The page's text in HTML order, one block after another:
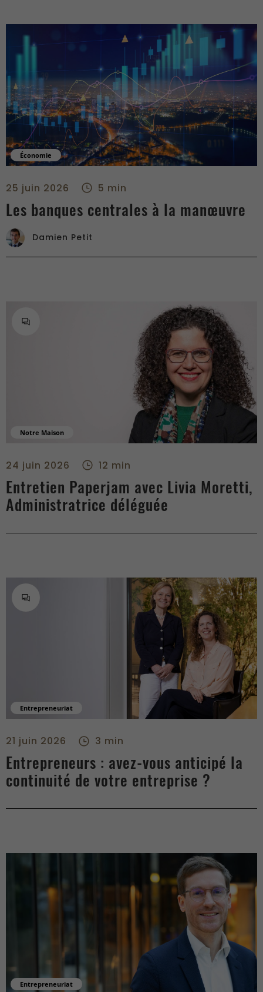
Économie
25 juin 2026 5 min
Les banques centrales à la manœuvre
Damien Petit
Notre Maison
24 juin 2026 12 min
Entretien Paperjam avec Livia Moretti,
Administratrice déléguée
Entrepreneuriat
21 juin 2026 3 min
Entrepreneurs : avez-vous anticipé la
continuité de votre entreprise ?
Entrepreneuriat